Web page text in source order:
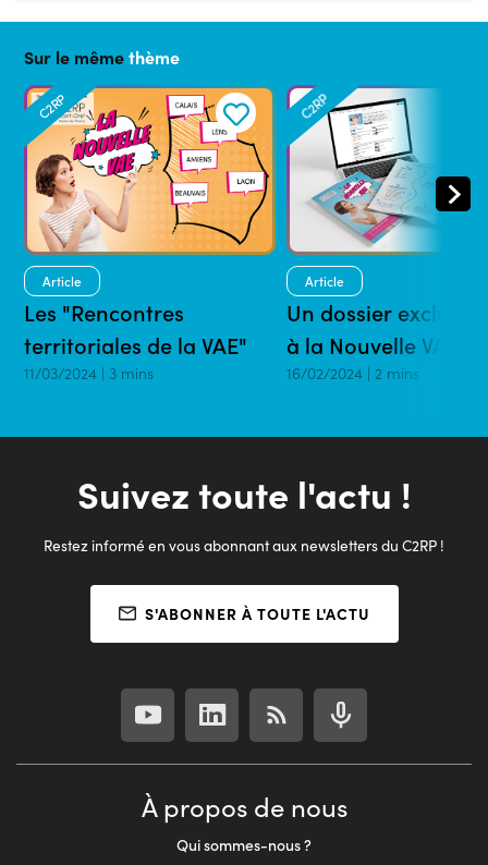
Sur le mêmethème
C2RP
Article
Les "Rencontres
territoriales de la VAE"
11/03/2024 | 3 mins
C2RP
Article
Un dossier exclusif
à la Nouvelle VAE
16/02/2024 | 2 mins
Suivez toute l'actu !
Restez informé en vous abonnant aux newsletters du C2RP !
S'ABONNER À TOUTE L'ACTU
À propos de nous
Qui sommes-nous ?